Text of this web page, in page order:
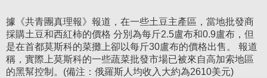
據《共青團真理報》報道，在一些土豆主產區，當地批發商
採購土豆和西紅柿的價格 分別為每斤2.5盧布和0.9盧布，但
是在首都莫斯科的菜攤上卻以每斤30盧布的價格出售。 報道
稱，實際上莫斯科的一些蔬菜批發市場已被來自高加索地區
的黑幫控制。(備注：俄羅斯人均收入大約為2610美元)